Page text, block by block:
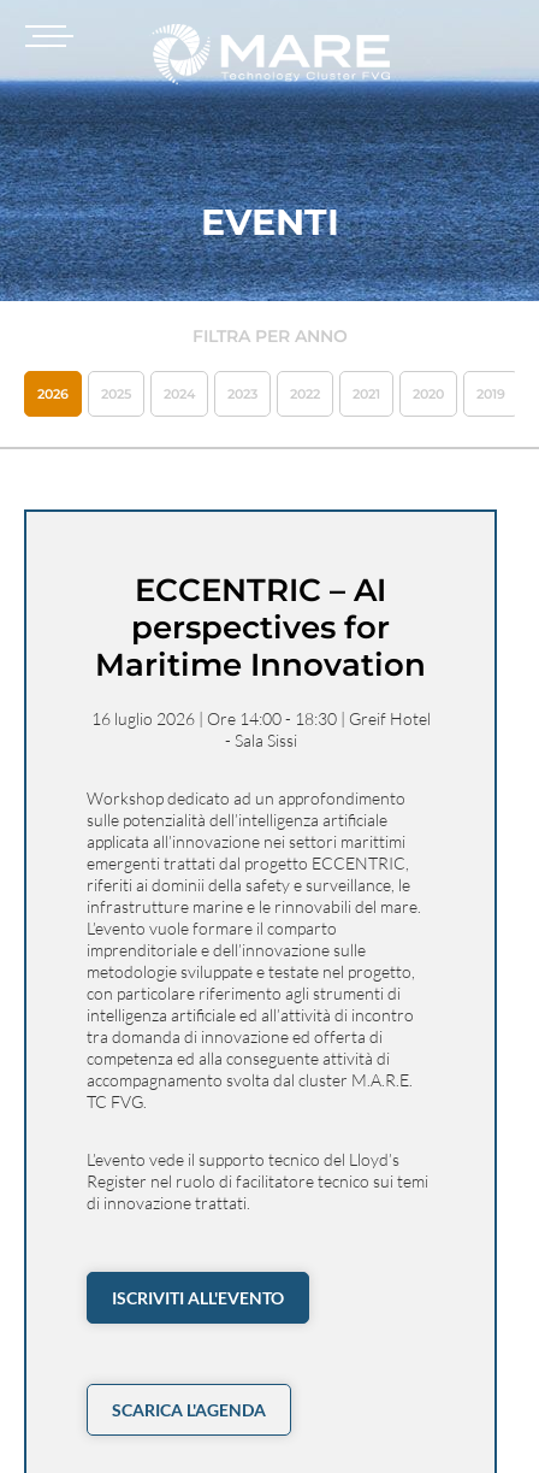
EVENTI
FILTRA PER ANNO
2026 2025 2024 2023 2022 2021 2020 2019
ECCENTRIC – AI
perspectives for
Maritime Innovation
16 luglio 2026 | Ore 14:00 - 18:30 | Greif Hotel
- Sala Sissi
Workshop dedicato ad un approfondimento
sulle potenzialità dell’intelligenza artificiale
applicata all’innovazione nei settori marittimi
emergenti trattati dal progetto ECCENTRIC,
riferiti ai dominii della safety e surveillance, le
infrastrutture marine e le rinnovabili del mare.
L’evento vuole formare il comparto
imprenditoriale e dell’innovazione sulle
metodologie sviluppate e testate nel progetto,
con particolare riferimento agli strumenti di
intelligenza artificiale ed all’attività di incontro
tra domanda di innovazione ed offerta di
competenza ed alla conseguente attività di
accompagnamento svolta dal cluster M.A.R.E.
TC FVG.
L’evento vede il supporto tecnico del Lloyd’s
Register nel ruolo di facilitatore tecnico sui temi
di innovazione trattati.
ISCRIVITI ALL'EVENTO
SCARICA L'AGENDA